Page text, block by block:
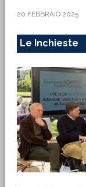
20 FEBBRAIO 2025
Le Inchieste